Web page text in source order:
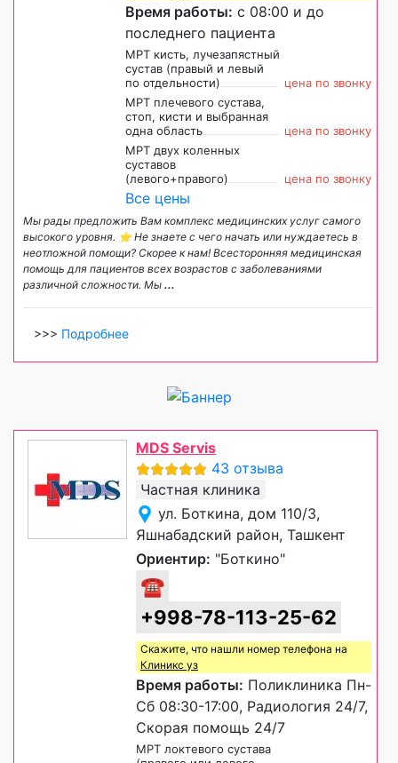
Время работы: с 08:00 и до
последнего пациента
МРТ кисть, лучезапястный
сустав (правый и левый
по отдельности)
цена по звонку
МРТ плечевого сустава,
стоп, кисти и выбранная
одна область
цена по звонку
МРТ двух коленных
суставов
(левого+правого)
цена по звонку
Все цены
Мы рады предложить Вам комплекс медицинских услуг самого
высокого уровня. ⭐️ Не знаете с чего начать или нуждаетесь в
неотложной помощи? Скорее к нам! Всесторонняя медицинская
помощь для пациентов всех возрастов с заболеваниями
различной сложности. Мы ...
>>> Подробнее
MDS Servis
43 отзыва
Частная клиника
ул. Боткина, дом 110/3,
Яшнабадский район, Ташкент
Ориентир: "Боткино"
☎
+998-78-113-25-62
Скажите, что нашли номер телефона на
Клиникс уз
Время работы: Поликлиника Пн-
Сб 08:30-17:00, Радиология 24/7,
Скорая помощь 24/7
МРТ локтевого сустава